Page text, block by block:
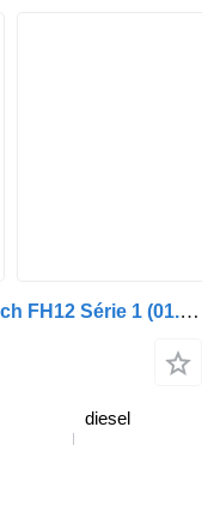
Valve de commande de frein Bosch FH12 Série 1 (01.93-12.02) 0481061209 pour camion Volvo FH12, FH16, NH12, FH, VNL780 (1993-2014)
diesel